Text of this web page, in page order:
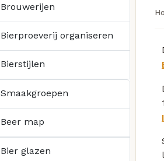
Brouwerijen
Bierproeverij organiseren
Bierstijlen
Smaakgroepen
Beer map
Bier glazen